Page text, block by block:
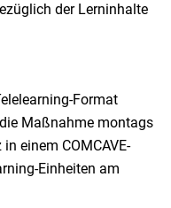
der Lerninhalte
Format
Maßnahme montags
einem COMCAVE-
Einheiten am